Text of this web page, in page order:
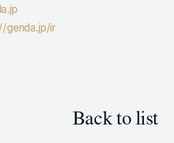
genda.jp/ir
Back to list